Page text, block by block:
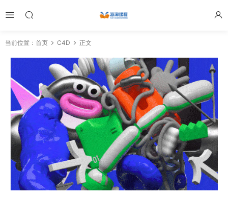
当前位置： 首页 C4D 正文